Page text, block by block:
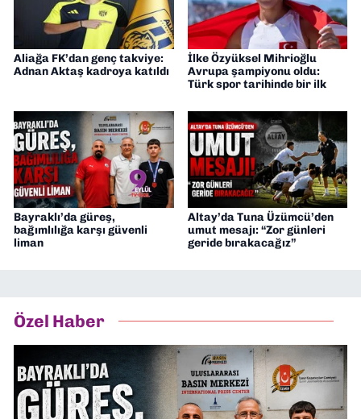
Aliağa FK’dan genç takviye:
Adnan Aktaş kadroya katıldı
İlke Özyüksel Mihrioğlu
Avrupa şampiyonu oldu:
Türk spor tarihinde bir ilk
Bayraklı’da güreş,
bağımlılığa karşı güvenli
liman
Altay’da Tuna Üzümcü’den
umut mesajı: “Zor günleri
geride bırakacağız”
Özel Haber